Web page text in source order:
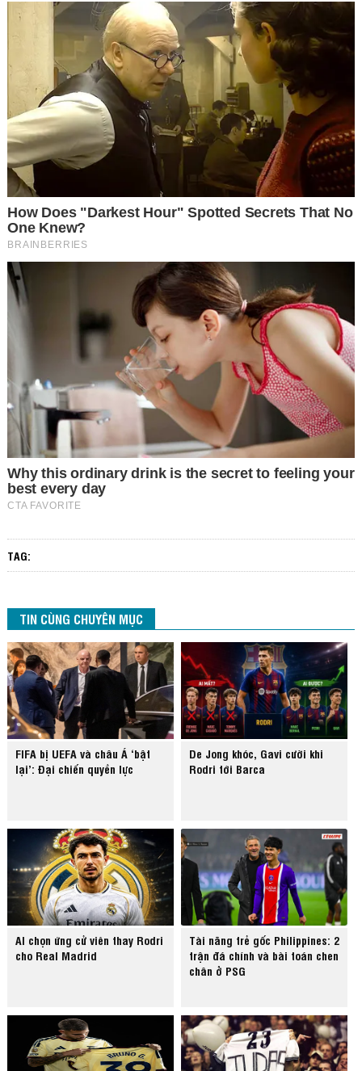
TAG:
TIN CÙNG CHUYÊN MỤC
FIFA bị UEFA và châu Á ‘bật
lại’: Đại chiến quyền lực
De Jong khóc, Gavi cười khi
Rodri tới Barca
AI chọn ứng cử viên thay Rodri
cho Real Madrid
Tài năng trẻ gốc Philippines: 2
trận đá chính và bài toán chen
chân ở PSG